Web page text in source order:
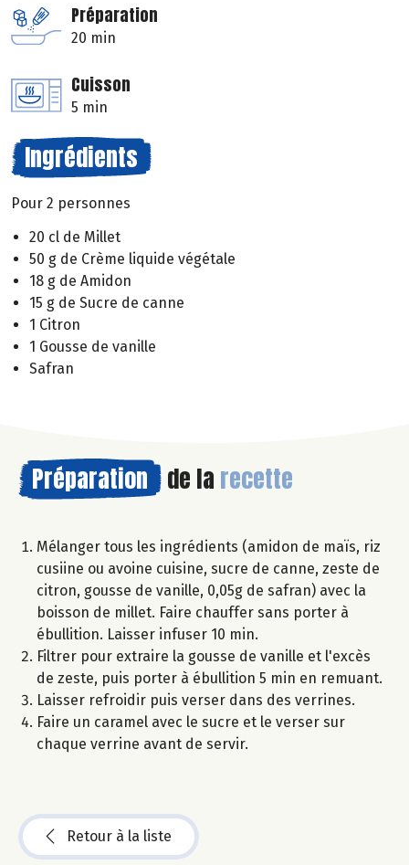
Préparation
20 min
Cuisson
5 min
Ingrédients
Pour 2 personnes
20 cl de Millet
50 g de Crème liquide végétale
18 g de Amidon
15 g de Sucre de canne
1 Citron
1 Gousse de vanille
Safran
Préparation de la recette
Mélanger tous les ingrédients (amidon de maïs, riz
cusiine ou avoine cuisine, sucre de canne, zeste de
citron, gousse de vanille, 0,05g de safran) avec la
boisson de millet. Faire chauffer sans porter à
ébullition. Laisser infuser 10 min.
Filtrer pour extraire la gousse de vanille et l'excès
de zeste, puis porter à ébullition 5 min en remuant.
Laisser refroidir puis verser dans des verrines.
Faire un caramel avec le sucre et le verser sur
chaque verrine avant de servir.
Retour à la liste